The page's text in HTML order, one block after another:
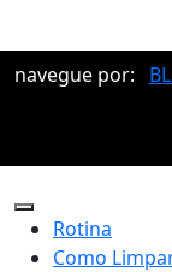
navegue por:
Rotina
Como